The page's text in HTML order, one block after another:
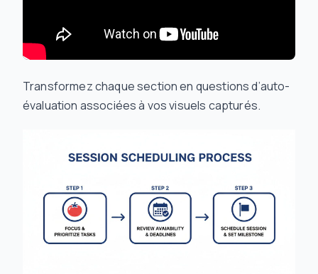
Transformez chaque section en questions d’auto-
évaluation associées à vos visuels capturés.